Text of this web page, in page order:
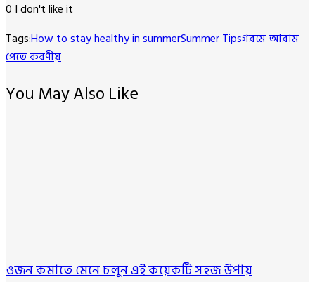
0 I don't like it
Tags:How to stay healthy in summerSummer Tipsগরমে আরাম
পেতে করণীয়
You May Also Like
ওজন কমাতে মেনে চলুন এই কয়েকটি সহজ উপায়